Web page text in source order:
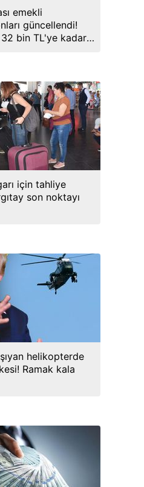
emekli
güncellendi!
bin TL'ye kadar
için tahliye
son noktayı
helikopterde
Ramak kala